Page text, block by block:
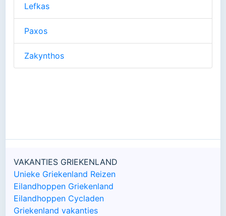
Lefkas
Paxos
Zakynthos
VAKANTIES GRIEKENLAND
Unieke Griekenland Reizen
Eilandhoppen Griekenland
Eilandhoppen Cycladen
Griekenland vakanties